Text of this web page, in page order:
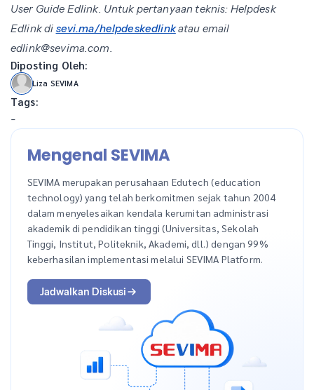
User Guide Edlink. Untuk pertanyaan teknis: Helpdesk
Edlink di sevi.ma/helpdeskedlinkatau email
edlink@sevima.com.
Diposting Oleh:
Liza SEVIMA
Tags:
-
Mengenal SEVIMA
SEVIMA merupakan perusahaan Edutech (education
technology) yang telah berkomitmen sejak tahun 2004
dalam menyelesaikan kendala kerumitan administrasi
akademik di pendidikan tinggi (Universitas, Sekolah
Tinggi, Institut, Politeknik, Akademi, dll.) dengan 99%
keberhasilan implementasi melalui SEVIMA Platform.
Jadwalkan Diskusi